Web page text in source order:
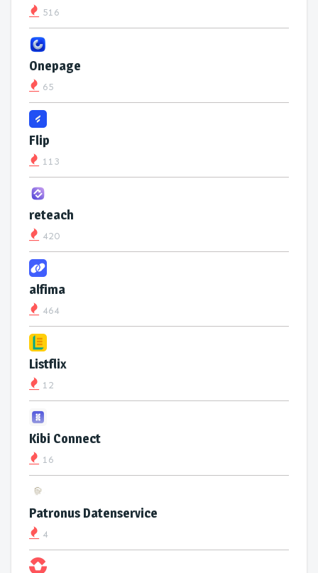
516
Onepage
65
Flip
113
reteach
420
alfima
464
Listflix
12
Kibi Connect
16
Patronus Datenservice
4